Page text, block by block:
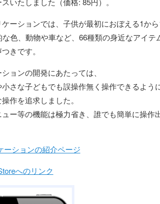
ケーションでは、子供が最初におぼえる1か
な色、動物や車など、66種類の身近なアイテ
きです。
ョンの開発にあたっては、
さな子どもでも誤操作無く操作できるよう
作を追求しました。
ー等の機能は極力省き、誰でも簡単に操作
ーションの紹介ページ
へのリンク